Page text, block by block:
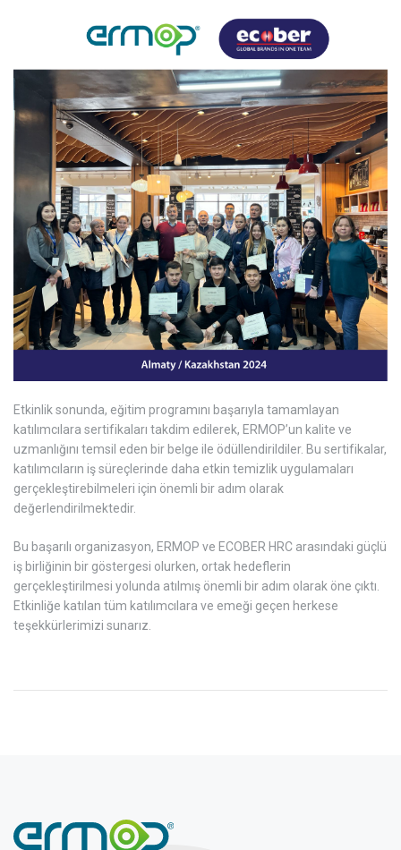
Etkinlik sonunda, eğitim programını başarıyla tamamlayan
katılımcılara sertifikaları takdim edilerek, ERMOP’un kalite ve
uzmanlığını temsil eden bir belge ile ödüllendirildiler. Bu sertifikalar,
katılımcıların iş süreçlerinde daha etkin temizlik uygulamaları
gerçekleştirebilmeleri için önemli bir adım olarak
değerlendirilmektedir.
Bu başarılı organizasyon, ERMOP ve ECOBER HRC arasındaki güçlü
iş birliğinin bir göstergesi olurken, ortak hedeflerin
gerçekleştirilmesi yolunda atılmış önemli bir adım olarak öne çıktı.
Etkinliğe katılan tüm katılımcılara ve emeği geçen herkese
teşekkürlerimizi sunarız.